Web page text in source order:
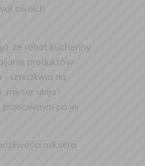
swoich
że robot kuchenny
produktów
- umożliwia na
mikser ubija i
po jej
miksera.